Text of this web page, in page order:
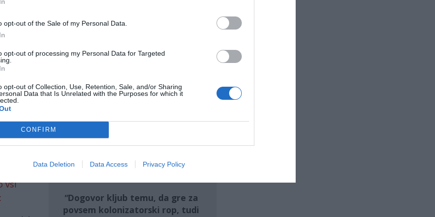
opt-out of the Sale of my Personal Data.
opt-out of processing my Personal Data for Targeted
opt-out of Collection, Use, Retention, Sale, and/or Sharing
Data that Is Unrelated with the Purposes for which it
CONFIRM
Data Deletion Data Access Privacy Policy
nafte je bila država potisnjena v kot, zato
pogoje prodaje svoje nafte preko ZDA, pod
vojni in intervenciji.
been made, with Trump it is about full
za povsem kolonizatorski rop, tudi »chavistom«
to pa je bilo na koncu odločilno.
Dogovor kljub temu, da gre za
povsem kolonizatorski rop, tudi
vsi